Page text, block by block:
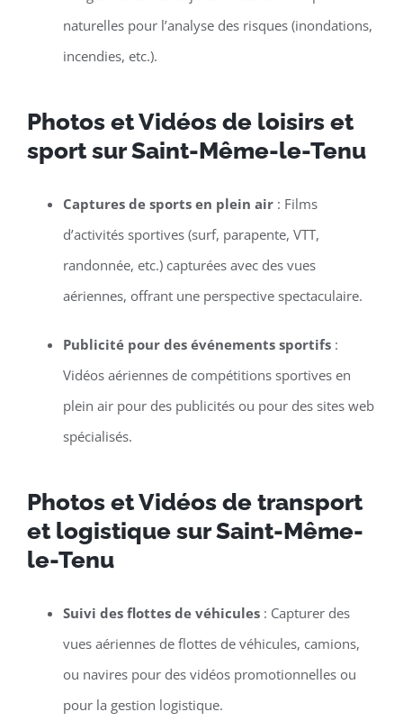
naturelles pour l’analyse des risques (inondations,
incendies, etc.).
Photos et Vidéos de loisirs et
sport sur Saint-Même-le-Tenu
Captures de sports en plein air: Films
d’activités sportives (surf, parapente, VTT,
randonnée, etc.) capturées avec des vues
aériennes, offrant une perspective spectaculaire.
Publicité pour des événements sportifs:
Vidéos aériennes de compétitions sportives en
plein air pour des publicités ou pour des sites web
spécialisés.
Photos et Vidéos de transport
et logistique sur Saint-Même-
le-Tenu
Suivi des flottes de véhicules: Capturer des
vues aériennes de flottes de véhicules, camions,
ou navires pour des vidéos promotionnelles ou
pour la gestion logistique.